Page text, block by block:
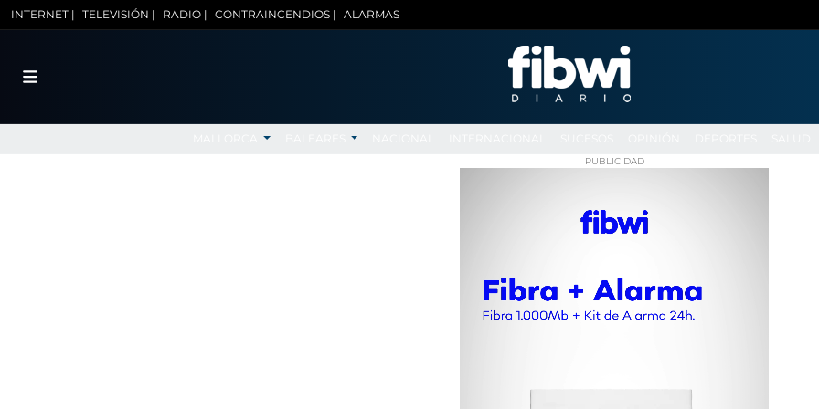
INTERNET | TELEVISIÓN | RADIO | CONTRAINCENDIOS | ALARMAS